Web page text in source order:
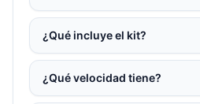
¿Qué incluye el kit?
¿Qué velocidad tiene?